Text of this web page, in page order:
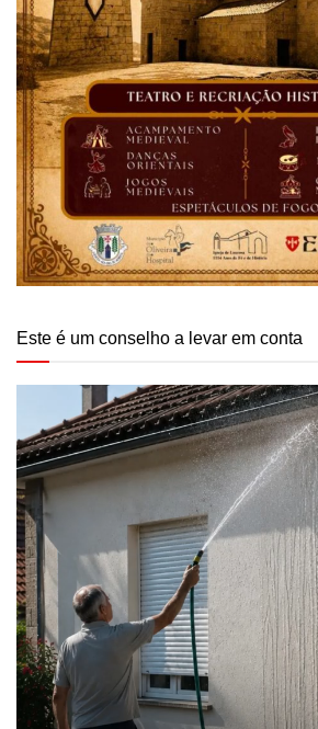
Este é um conselho a levar em conta